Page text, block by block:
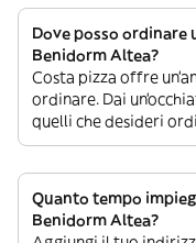
Dove posso ordinare
Benidorm Altea?
Costa pizza offre
ordinare. Dai
quelli che desideri
Quanto tempo
Benidorm Altea?